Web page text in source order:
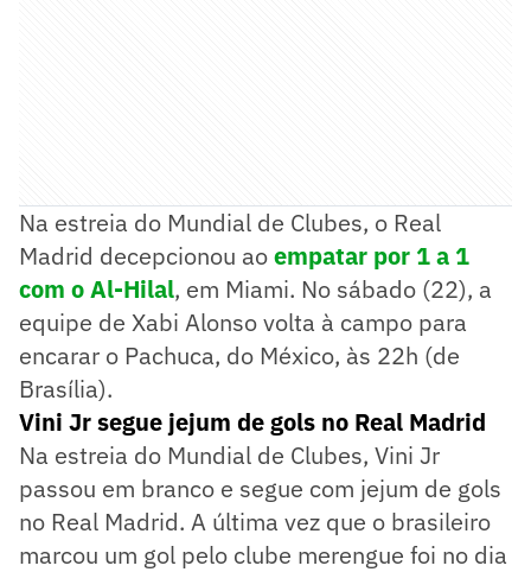
Na estreia do Mundial de Clubes, o Real
Madrid decepcionou aoempatar por 1 a 1
com o Al-Hilal, em Miami. No sábado (22), a
equipe de Xabi Alonso volta à campo para
encarar o Pachuca, do México, às 22h (de
Brasília).
Vini Jr segue jejum de gols no Real Madrid
Na estreia do Mundial de Clubes, Vini Jr
passou em branco e segue com jejum de gols
no Real Madrid. A última vez que o brasileiro
marcou um gol pelo clube merengue foi no dia